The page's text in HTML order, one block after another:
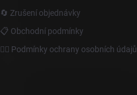
🔄 Zrušení objednávky
📋 Obchodní podmínky
🙆‍♂️ Podmínky ochrany osobních údajů